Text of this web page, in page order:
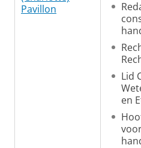
Pavillon
Lid
en